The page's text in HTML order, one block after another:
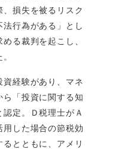
損失を被るリスク
行為がある」とし
る裁判を起こし、
経験があり、マネ
ら「投資に関する知
定。Ｄ税理士がＡ
用した場合の節税効
とともに、アメリ